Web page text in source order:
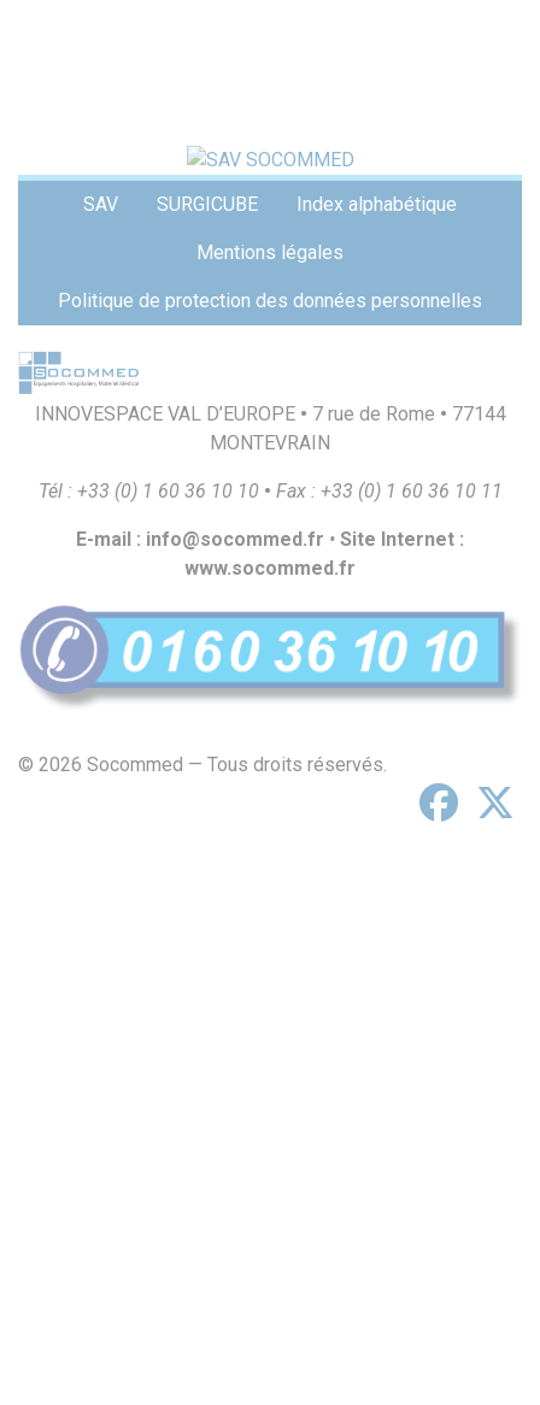
SAV SURGICUBE Index alphabétique
Mentions légales
Politique de protection des données personnelles
INNOVESPACE VAL D’EUROPE • 7 rue de Rome • 77144
MONTEVRAIN
Tél : +33 (0) 1 60 36 10 10 • Fax : +33 (0) 1 60 36 10 1 1
E-mail : info@socommed.fr • Site nternet :
www.socommed.fr
© 2026 Socommed — Tous droits réservés.